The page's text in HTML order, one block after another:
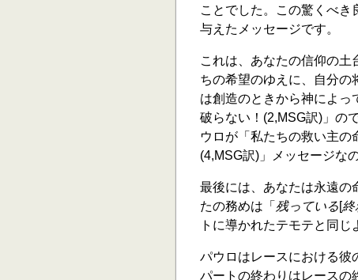
ことでした。この驚くべ
与えたメッセージです。
これは、あなたの信仰の
ちの希望のゆえに、自分の
は創造のときから神によ
破らない！(2,MSG訳)」の
ウロが「私たちの救い主
(4,MSG訳)」メッセージな
最後には、あなたは永遠の
たの務めは「 残っている[終
トに導かれたテモテと同じ
パウロはレースにおける彼
パートの終わりはレースの